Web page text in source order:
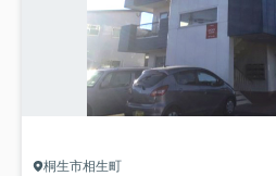
桐生市相生町